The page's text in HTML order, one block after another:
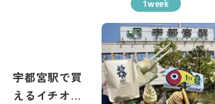
宇都宮駅で買
えるイチオシ